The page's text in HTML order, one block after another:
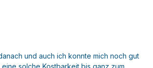
und auch ich konnte mich noch gut
solche Kostbarkeit bis ganz zum